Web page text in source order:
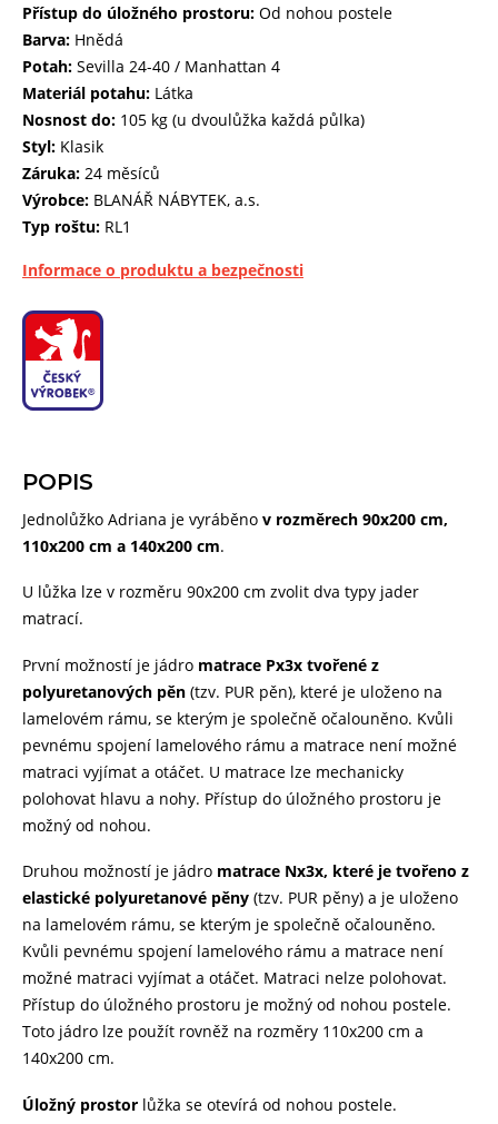
POPIS
Jednolůžko Adriana je vyráběno v rozměrech 90x200 cm,
110x200 cm a 140x200 cm.
U lůžka lze v rozměru 90x200 cm zvolit dva typy jader
matrací.
První možností je jádro matrace Px3x tvořené z
polyuretanových pěn (tzv. PUR pěn), které je uloženo na
lamelovém rámu, se kterým je společně očalouněno. Kvůli
pevnému spojení lamelového rámu a matrace není možné
matraci vyjímat a otáčet. U matrace lze mechanicky
polohovat hlavu a nohy. Přístup do úložného prostoru je
možný od nohou.
Druhou možností je jádro matrace Nx3x, které je tvořeno z
elastické polyuretanové pěny (tzv. PUR pěny) a je uloženo
na lamelovém rámu, se kterým je společně očalouněno.
Kvůli pevnému spojení lamelového rámu a matrace není
možné matraci vyjímat a otáčet. Matraci nelze polohovat.
Přístup do úložného prostoru je možný od nohou postele.
Toto jádro lze použít rovněž na rozměry 110x200 cm a
140x200 cm.
Úložný prostor lůžka se otevírá od nohou postele.
Přístup do úložného prostoru: Od nohou postele
Barva: Hnědá
Potah: Sevilla 24-40 / Manhattan 4
Materiál potahu: Látka
Nosnost do: 105 kg (u dvoulůžka každá půlka)
Styl: Klasik
Záruka: 24 měsíců
Výrobce: BLANÁŘ NÁBYTEK, a.s.
Typ roštu: RL1
Informace o produktu a bezpečnosti